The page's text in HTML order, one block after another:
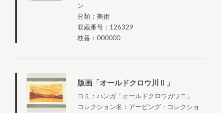
ン
分類：美術
収蔵番号：126329
枝番：000000
版画「オールドクロウ川Ⅱ」
ヨミ：ハンガ「オールドクロウガワニ」
コレクション名：アービング・コレクショ